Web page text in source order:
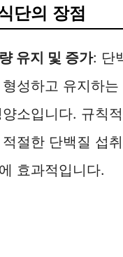
단의 장점
유지 및 증가: 단
성하고 유지하는
양소입니다. 규칙
절한 단백질 섭
효과적입니다.